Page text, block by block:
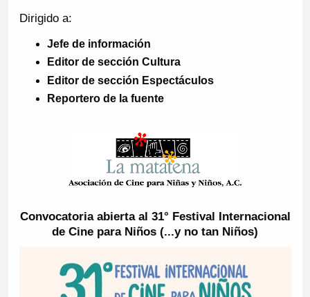
Dirigido a:
Jefe de información
Editor de sección Cultura
Editor de sección Espectáculos
Reportero de la fuente
Convocatoria abierta al 31° Festival Internacional
de Cine para Niños (...y no tan Niños)